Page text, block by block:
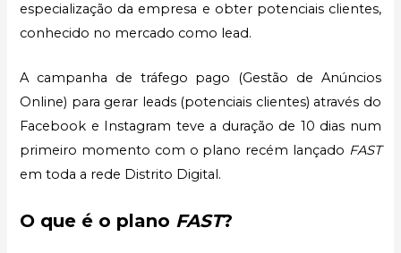
especialização da empresa e obter potenciais clientes,
conhecido no mercado como lead.
A campanha de tráfego pago (Gestão de Anúncios
Online) para gerar leads (potenciais clientes) através do
Facebook e Instagram teve a duração de 10 dias num
primeiro momento com o plano recém lançado FAST
em toda a rede Distrito Digital.
O que é o plano FAST?